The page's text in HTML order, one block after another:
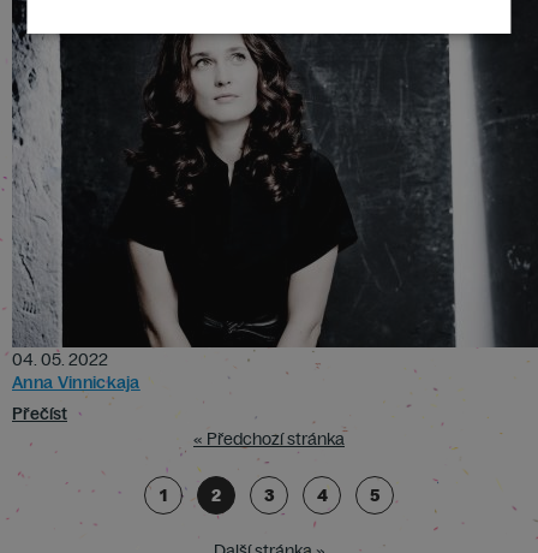
04. 05. 2022
Anna Vinnickaja
Přečíst
« Předchozí stránka
1 2 3 4 5